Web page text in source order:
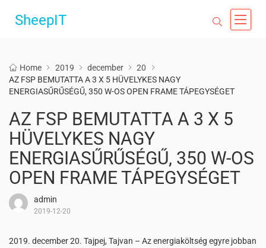
SheepIT
Home 2019 december
20
AZ FSP BEMUTATTA A 3 X 5 HÜVELYKES NAGY
ENERGIASŰRŰSÉGŰ, 350 W-OS OPEN FRAME TÁPEGYSÉGET
AZ FSP BEMUTATTA A 3 X 5
HÜVELYKES NAGY
ENERGIASŰRŰSÉGŰ, 350 W-OS
OPEN FRAME TÁPEGYSÉGET
admin
2019-12-20
2019. december 20. Tajpej, Tajvan – Az energiaköltség egyre jobban